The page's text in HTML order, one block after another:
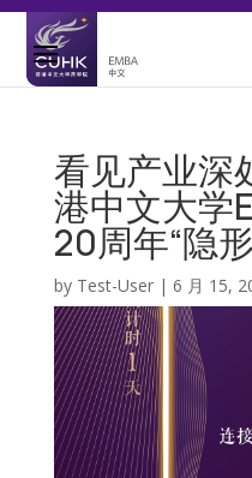
看见产业深
港中文大学
20周年“隐
by Test-User| 6 月 15,